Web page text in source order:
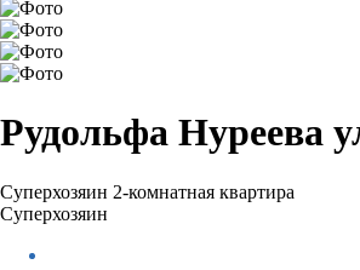
Рудольфа Нуреева
Суперхозяин 2-комнатная квартира
Суперхозяин